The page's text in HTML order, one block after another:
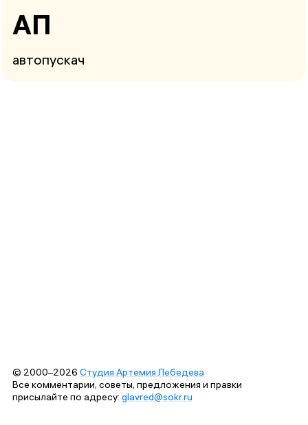
АП
автопускач
© 2000–2026 Студия Артемия Лебедева
Все комментарии, советы, предложения и правки
присылайте по адресу: glavred@sokr.ru